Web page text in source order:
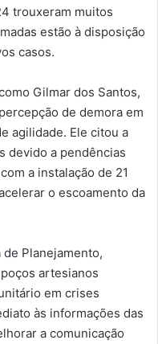
trouxeram muitos
estão à disposição
casos.
Gilmar dos Santos,
de demora em
agilidade. Ele citou a
devido a pendências
a instalação de 21
o escoamento da
Planejamento,
artesianos
em crises
às informações das
a comunicação